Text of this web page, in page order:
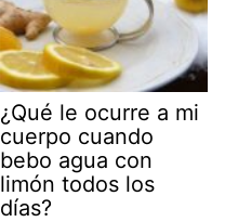
¿Qué le ocurre a mi
cuerpo cuando
bebo agua con
limón todos los
días?